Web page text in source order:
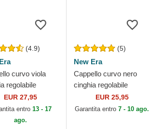
(4.9)
curvo viola
regolabile
The League
Angeles Lakers
New Era
EUR 27,95
entro13 - 17
ago.
(5)
New Era
Cappello curvo nero
cinghia regolabile
9FORTY Pop Outline
dei New York Yankees
EUR 25,95
Garantita entro7 - 10 ago.